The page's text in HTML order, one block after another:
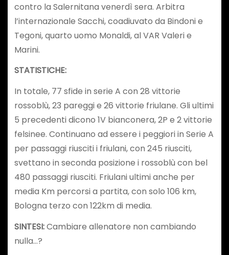
contro la Salernitana venerdì sera. Arbitra
l’internazionale Sacchi, coadiuvato da Bindoni e
Tegoni, quarto uomo Monaldi, al VAR Valeri e
Marini.
STATISTICHE:
In totale, 77 sfide in serie A con 28 vittorie
rossoblù, 23 pareggi e 26 vittorie friulane. Gli ultimi
5 precedenti dicono 1V bianconera, 2P e 2 vittorie
felsinee. Continuano ad essere i peggiori in Serie A
per passaggi riusciti i friulani, con 245 riusciti,
svettano in seconda posizione i rossoblù con bel
480 passaggi riusciti. Friulani ultimi anche per
media Km percorsi a partita, con solo 106 km,
Bologna terzo con 122km di media.
SINTESI:Cambiare allenatore non cambiando
nulla…?